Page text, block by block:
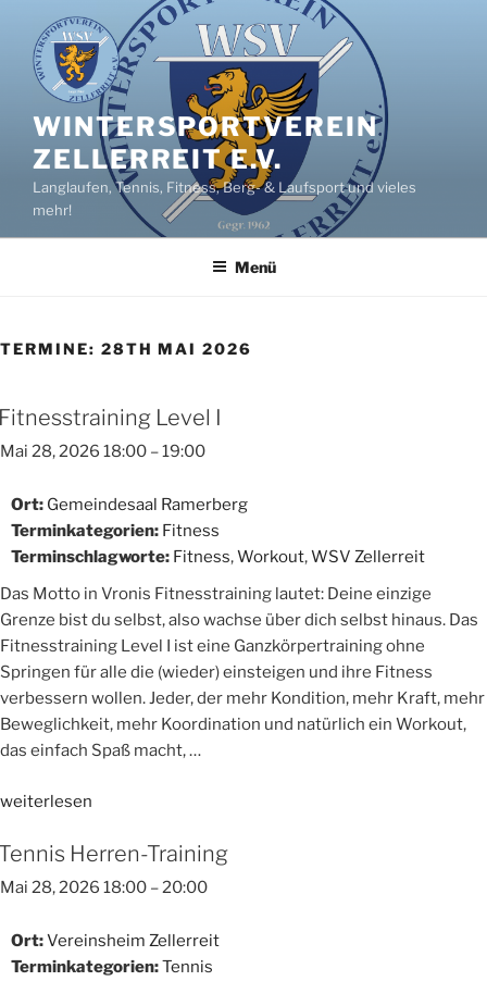
Inhalt
springen
WINTERSPORTVEREIN
ZELLERREIT E.V.
Langlaufen, Tennis, Fitness, Berg- & Laufsport und vieles
mehr!
Menü
TERMINE: 28TH MAI 2026
Level I
Mai 28, 2026 18:00 –19:00
Ort: Gemeindesaal Ramerberg
Terminkategorien: Fitness
Terminschlagworte: Fitness,Workout,WSV Zellerreit
Das Motto in Vronis Fitnesstraining lautet: Deine einzige
Grenze bist du selbst, also wachse über dich selbst hinaus. Das
Fitnesstraining Level I ist eine Ganzkörpertraining ohne
Springen für alle die (wieder) einsteigen und ihre Fitness
verbessern wollen. Jeder, der mehr Kondition, mehr Kraft, mehr
Beweglichkeit, mehr Koordination und natürlich ein Workout,
das einfach Spaß macht, …
„Fitnesstraining
I“
weiterlesen
Herren-Training
Mai 28, 2026 18:00 –20:00
Ort:Vereinsheim Zellerreit
Terminkategorien:Tennis